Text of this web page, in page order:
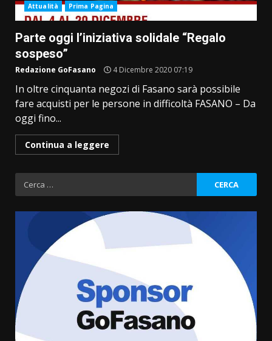
Attualità Prima Pagina
Parte oggi l’iniziativa solidale “Regalo
sospeso”
Redazione GoFasano 4 Dicembre 2020 07:19
In oltre cinquanta negozi di Fasano sarà possibile
fare acquisti per le persone in difficoltà FASANO – Da
oggi fino...
Continua a leggere
Ricerca
per:
Grande successo per la “Sagra
del Pesce Spada” a Savelletri